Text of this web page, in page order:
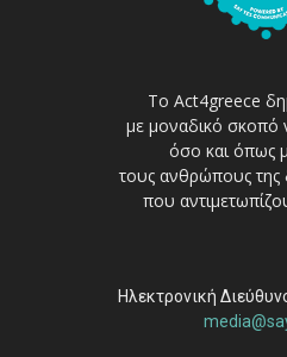
Το Act4greece
με μοναδικό
όσο και όπως
τους ανθρώπους της
που
Ηλεκτρονική